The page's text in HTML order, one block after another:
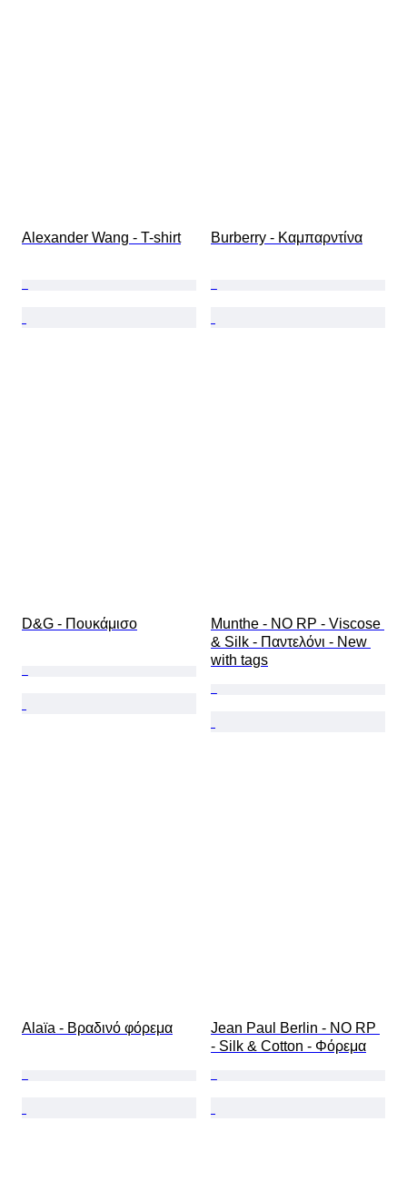
Alexander Wang - T-shirt Burberry - Καμπαρντίνα
D&G - Πουκάμισο
Munthe - NO RP - Viscose
& Silk - Παντελόνι - New
with tags
Alaïa - Βραδινό φόρεμα
Jean Paul Berlin - NO RP
- Silk & Cotton - Φόρεμα